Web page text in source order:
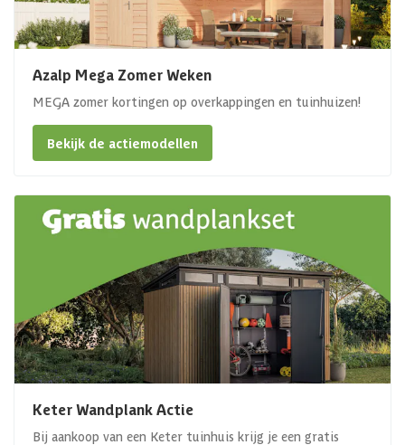
Azalp Mega Zomer Weken
MEGA zomer kortingen op overkappingen en tuinhuizen!
Bekijk de actiemodellen
Keter Wandplank Actie
Bij aankoop van een Keter tuinhuis krijg je een gratis